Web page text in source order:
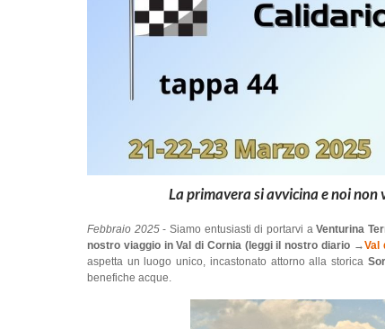
La primavera si avvicina e noi non
Febbraio 2025- Siamo entusiasti di portarvi aVenturina
nostro viaggio in Val di Cornia (leggi il nostro diario →Val
aspetta un luogo unico, incastonato attorno alla storica
benefiche acque.